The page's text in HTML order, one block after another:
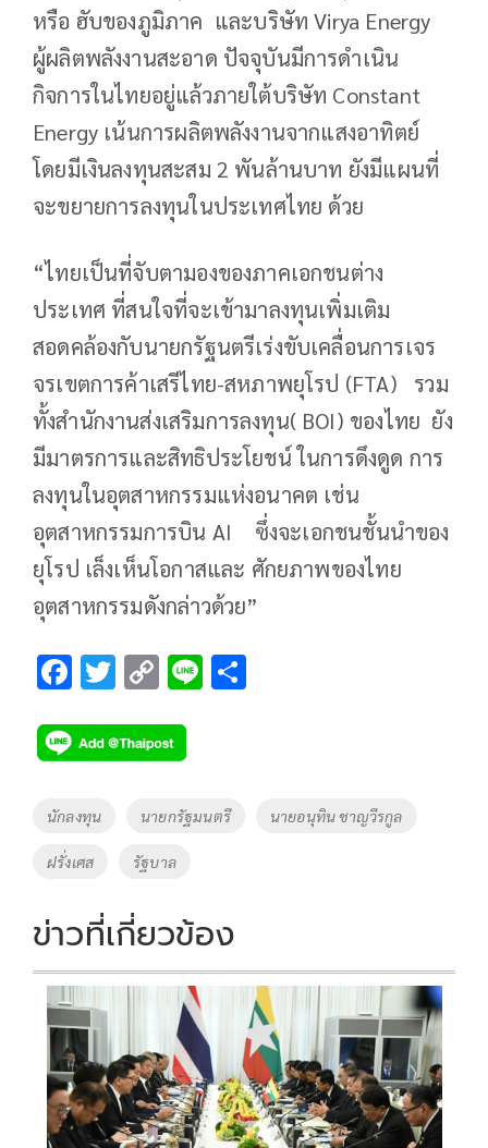
หรือ ฮับของภูมิภาค และบริษัท Virya Energy
ผู้ผลิตพลังงานสะอาด ปัจจุบันมีการดำเนิน
กิจการในไทยอยู่แล้วภายใต้บริษัท Constant
Energy เน้นการผลิตพลังงานจากแสงอาทิตย์
โดยมีเงินลงทุนสะสม 2 พันล้านบาท ยังมีแผนที่
จะขยายการลงทุนในประเทศไทย ด้วย
“ไทยเป็นที่จับตามองของภาคเอกชนต่าง
ประเทศ ที่สนใจที่จะเข้ามาลงทุนเพิ่มเติม
สอดคล้องกับนายกรัฐนตรีเร่งขับเคลื่อนการเจร
จรเขตการค้าเสรีไทย-สหภาพยุโรป (FTA) รวม
ทั้งสำนักงานส่งเสริมการลงทุน( BOI) ของไทย ยัง
มีมาตรการและสิทธิประโยชน์ ในการดึงดูด การ
ลงทุนในอุตสาหกรรมแห่งอนาคต เช่น
อุตสาหกรรมการบิน AI ซึ่งจะเอกชนชั้นนำของ
ยุโรป เล็งเห็นโอกาสและ ศักยภาพของไทย
อุตสาหกรรมดังกล่าวด้วย”
F
e
b
o
k
T
tt
er
C
p
y
Li
k
Li
Tags
นักลงทุน นายกรัฐมนตรี นายอนุทิน ชาญวีรกูล
ฝรั่งเศส รัฐบาล
ข่าวที่เกี่ยวข้อง